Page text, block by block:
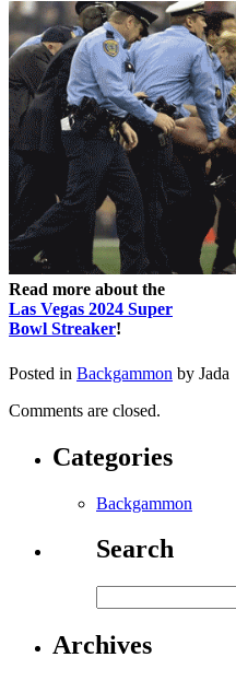
Read more about the
Las Vegas 2024 Super
Bowl Streaker!
Posted in Backgammon by Jada
Comments are closed.
Categories
Backgammon
Search
Archives